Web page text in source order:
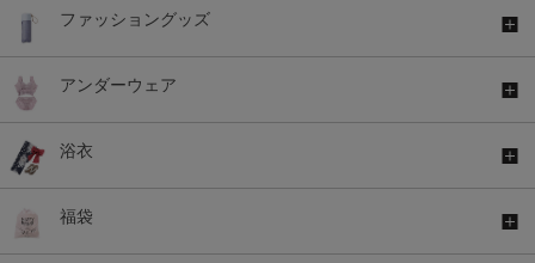
ファッショングッズ
アンダーウェア
浴衣
福袋